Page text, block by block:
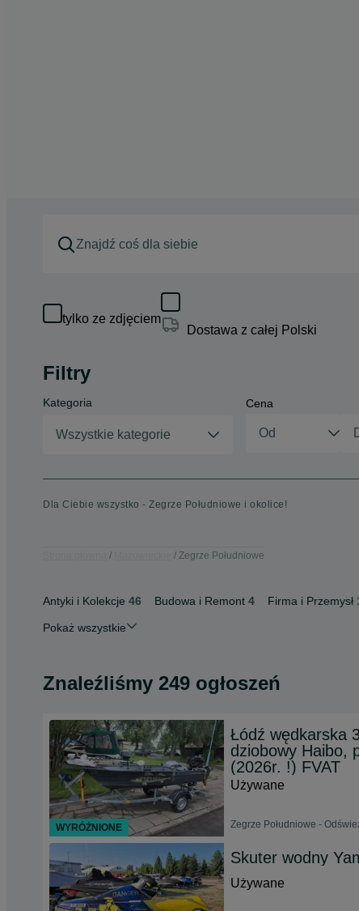
tylko ze zdjęciem
Dostawa z całej Polski
Filtry
Kategoria
Wszystkie kategorie
Cena
Dla Ciebie wszystko - Zegrze Południowe i okolice!
Zegrze Południowe
Antyki i Kolekcje 46 Budowa i Remont 4 Firma i Przemysł
Pokaż wszystkie
Znaleźliśmy 249 ogłoszeń
Łódź wędkarska
dziobowy Haibo,
(2026r. !) FVAT
Używane
Zegrze Południowe -
Skuter wodny
Używane
WYRÓŻNIONE